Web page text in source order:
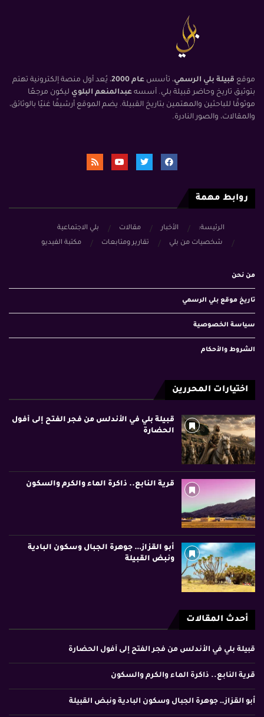
موقع قبيلة بلي الرسمي، تأسس عام 2000
، يُعد أول منصة إلكترونية تهتم
بتوثيق تاريخ وحاضر قبيلة بلي. أسسه عبدالمنعم البلوي ليكون مرجعًا
موثوقًا للباحثين والمهتمين بتاريخ القبيلة. يضم الموقع أرشيفًا غنيًا بالوثائق،
والمقالات، والصور النادرة.
روابط مهمة
الرئيسة: الأخبار مقالات
بلي الاجتماعية
شخصيات من بلي
تقارير ومتابعات مكتبة الفيديو
من نحن
تاريخ موقع بلي الرسمي
سياسة الخصوصية
الشروط والأحكام
اختيارات المحررين
قبيلة بلي في الأندلس من فجر الفتح إلى أفول
الحضارة
قرية النابع.. ذاكرة الماء والكرم والسكون
أبو القزاز… جوهرة الجبال وسكون البادية
ونبض القبيلة
أحدث المقالات
قبيلة بلي في الأندلس من فجر الفتح إلى أفول الحضارة
قرية النابع.. ذاكرة الماء والكرم والسكون
أبو القزاز… جوهرة الجبال وسكون البادية ونبض القبيلة